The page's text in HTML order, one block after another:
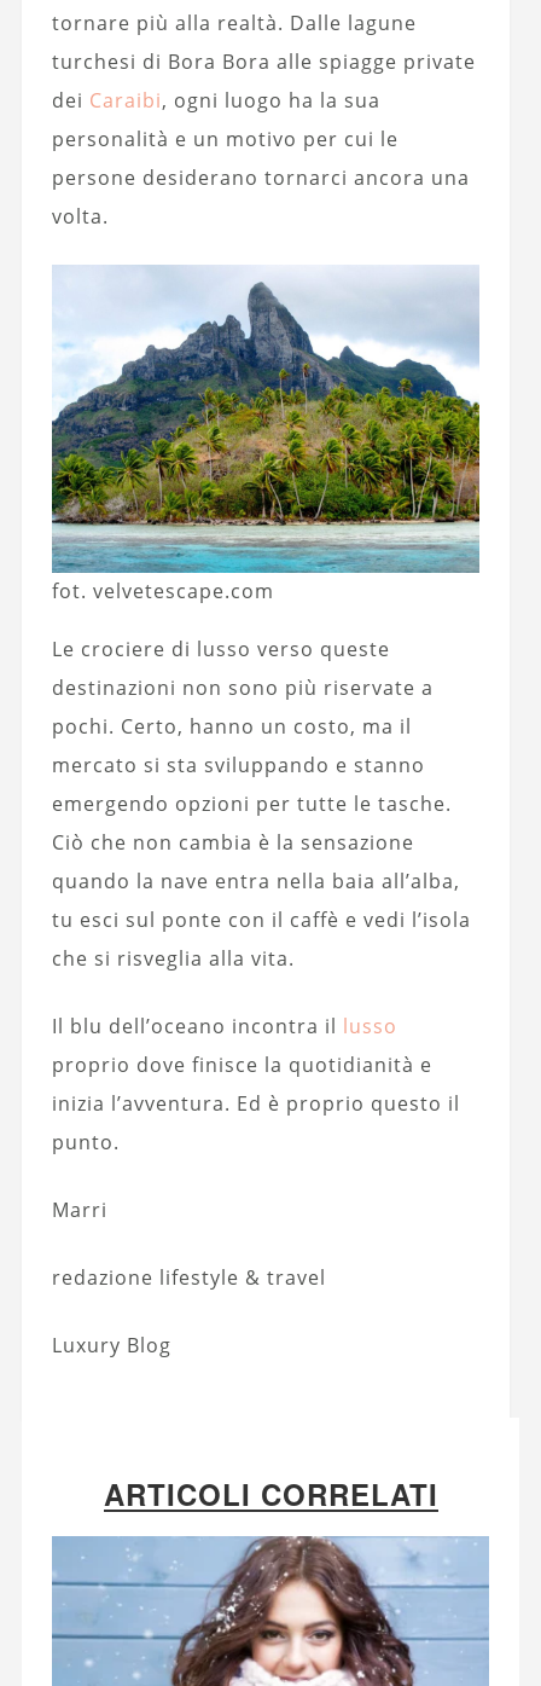
tornare più alla realtà. Dalle lagune
turchesi di Bora Bora alle spiagge private
dei Caraibi, ogni luogo ha la sua
personalità e un motivo per cui le
persone desiderano tornarci ancora una
volta.
fot. velvetescape.com
Le crociere di lusso verso queste
destinazioni non sono più riservate a
pochi. Certo, hanno un costo, ma il
mercato si sta sviluppando e stanno
emergendo opzioni per tutte le tasche.
Ciò che non cambia è la sensazione
quando la nave entra nella baia all’alba,
tu esci sul ponte con il caffè e vedi l’isola
che si risveglia alla vita.
Il blu dell’oceano incontra il lusso
proprio dove finisce la quotidianità e
inizia l’avventura. Ed è proprio questo il
punto.
Marri
redazione lifestyle & travel
Luxury Blog
ARTICOLI CORRELATI